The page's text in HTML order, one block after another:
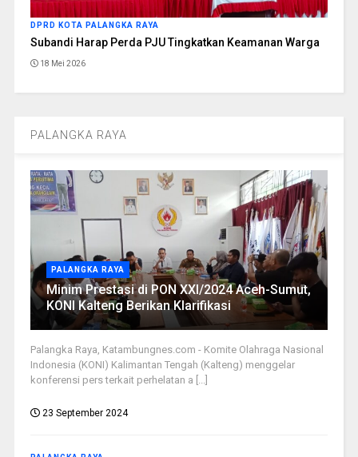
DPRD KOTA PALANGKA RAYA
Subandi Harap Perda PJU Tingkatkan Keamanan Warga
18 Mei 2026
PALANGKA RAYA
PALANGKA RAYA
Minim Prestasi di PON XXI/2024 Aceh-Sumut,
KONI Kalteng Berikan Klarifikasi
Palangka Raya, Katambungnes.com - Komite Olahraga Nasional
Indonesia (KONI) Kalimantan Tengah (Kalteng) menggelar
konferensi pers terkait perhelatan a [...]
23 September 2024